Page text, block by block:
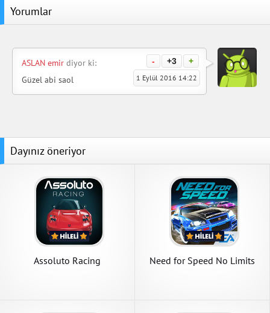
Yorumlar
- +3 +
ASLAN emir diyor ki:
1 Eylül 2016 14:22
Güzel abi saol
Dayınız öneriyor
Assoluto Racing Need for Speed No Limits